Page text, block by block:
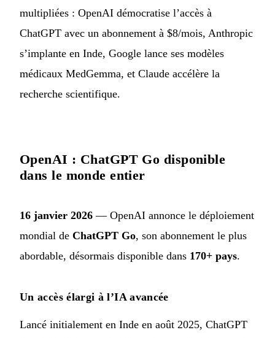
multipliées : OpenAI démocratise l’accès à
ChatGPT avec un abonnement à $8/mois, Anthropic
s’implante en Inde, Google lance ses modèles
médicaux MedGemma, et Claude accélère la
recherche scientifique.
OpenAI : ChatGPT Go disponible
dans le monde entier
16 janvier 2026 — OpenAI annonce le déploiement
mondial de ChatGPT Go, son abonnement le plus
abordable, désormais disponible dans 170+ pays.
Un accès élargi à l’IA avancée
Lancé initialement en Inde en août 2025, ChatGPT